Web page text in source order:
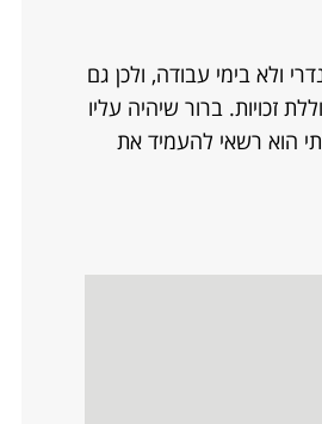
ולא בימי עבודה, ולכן גם
זכויות. ברור שיהיה עליו
הוא רשאי להעמיד את